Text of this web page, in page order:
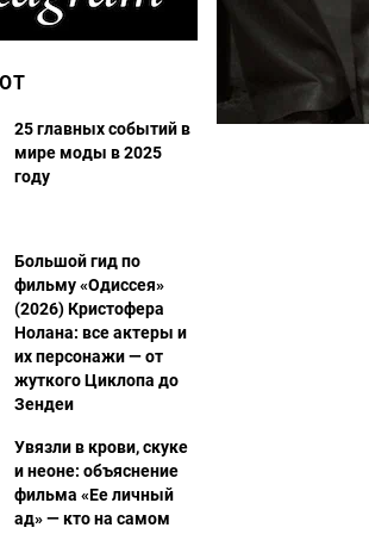
25 главных событий в
мире моды в 2025
году
Большой гид по
фильму «Одиссея»
(2026) Кристофера
Нолана: все актеры и
их персонажи — от
жуткого Циклопа до
Зендеи
Увязли в крови, скуке
и неоне: объяснение
фильма «Ее личный
ад» — кто на самом